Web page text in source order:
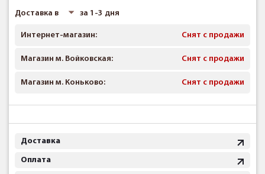
Доставка в за 1-3 дня
Интернет-магазин: Снят с продажи
Магазин м. Войковская: Снят с продажи
Магазин м. Коньково: Снят с продажи
Доставка
Оплата